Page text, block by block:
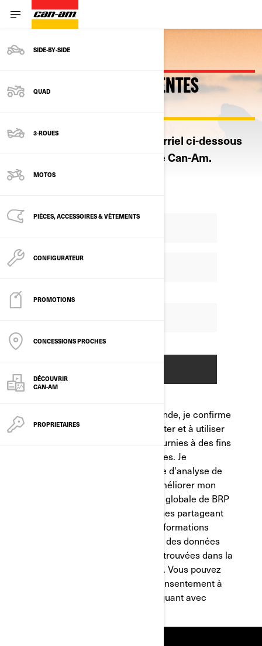
SIDE‑BY‑SIDE
QUAD
3-ROUES
MOTOS
PIÈCES, ACCESSOIRES & VÊTEMENTS
CONFIGURATEUR
PROMOTIONS
CONCESSIONS PROCHES
DÉCOUVRIR
CAN-AM
PROPRIETAIRES
OBTENEZ LES PLUS RÉCENTES
Inscrivez votre adresse de courriel ci-dessous
pour vous abonner à l’infolettre Can-Am.
En soumettant cette demande, je confirme
que j'autorise BRP à collecter et à utiliser
les informations que j'ai fournies à des fins
de marketing personnalisées. Je
comprends que le profilage d'analyse de
données est utilisé pour améliorer mon
expérience et l'expérience globale de BRP
pour atteindre des personnes partageant
les mêmes intérêts. Des informations
détaillées sur le traitement des données
personnelles peuvent être trouvées dans la
. Vous pouvez
retirer ou modifier votre consentement à
tout moment en communiquant avec